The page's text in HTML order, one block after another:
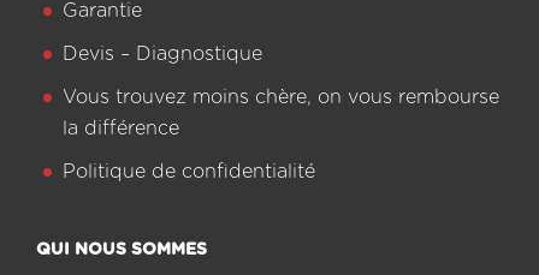
Garantie
Devis – Diagnostique
Vous trouvez moins chère, on vous rembourse
la différence
Politique de confidentialité
QUI NOUS SOMMES